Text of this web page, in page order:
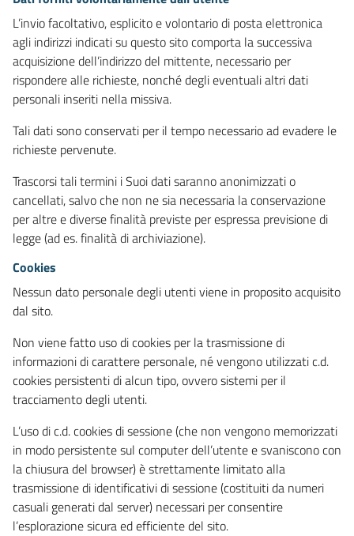
L’invio facoltativo, esplicito e volontario di posta elettronica
agli indirizzi indicati su questo sito comporta la successiva
acquisizione dell’indirizzo del mittente, necessario per
rispondere alle richieste, nonché degli eventuali altri dati
personali inseriti nella missiva.
Tali dati sono conservati per il tempo necessario ad evadere le
richieste pervenute.
Trascorsi tali termini i Suoi dati saranno anonimizzati o
cancellati, salvo che non ne sia necessaria la conservazione
per altre e diverse finalità previste per espressa previsione di
legge (ad es. finalità di archiviazione).
Cookies
Nessun dato personale degli utenti viene in proposito acquisito
dal sito.
Non viene fatto uso di cookies per la trasmissione di
informazioni di carattere personale, né vengono utilizzati c.d.
cookies persistenti di alcun tipo, ovvero sistemi per il
tracciamento degli utenti.
L’uso di c.d. cookies di sessione (che non vengono memorizzati
in modo persistente sul computer dell’utente e svaniscono con
la chiusura del browser) è strettamente limitato alla
trasmissione di identificativi di sessione (costituiti da numeri
casuali generati dal server) necessari per consentire
l’esplorazione sicura ed efficiente del sito.